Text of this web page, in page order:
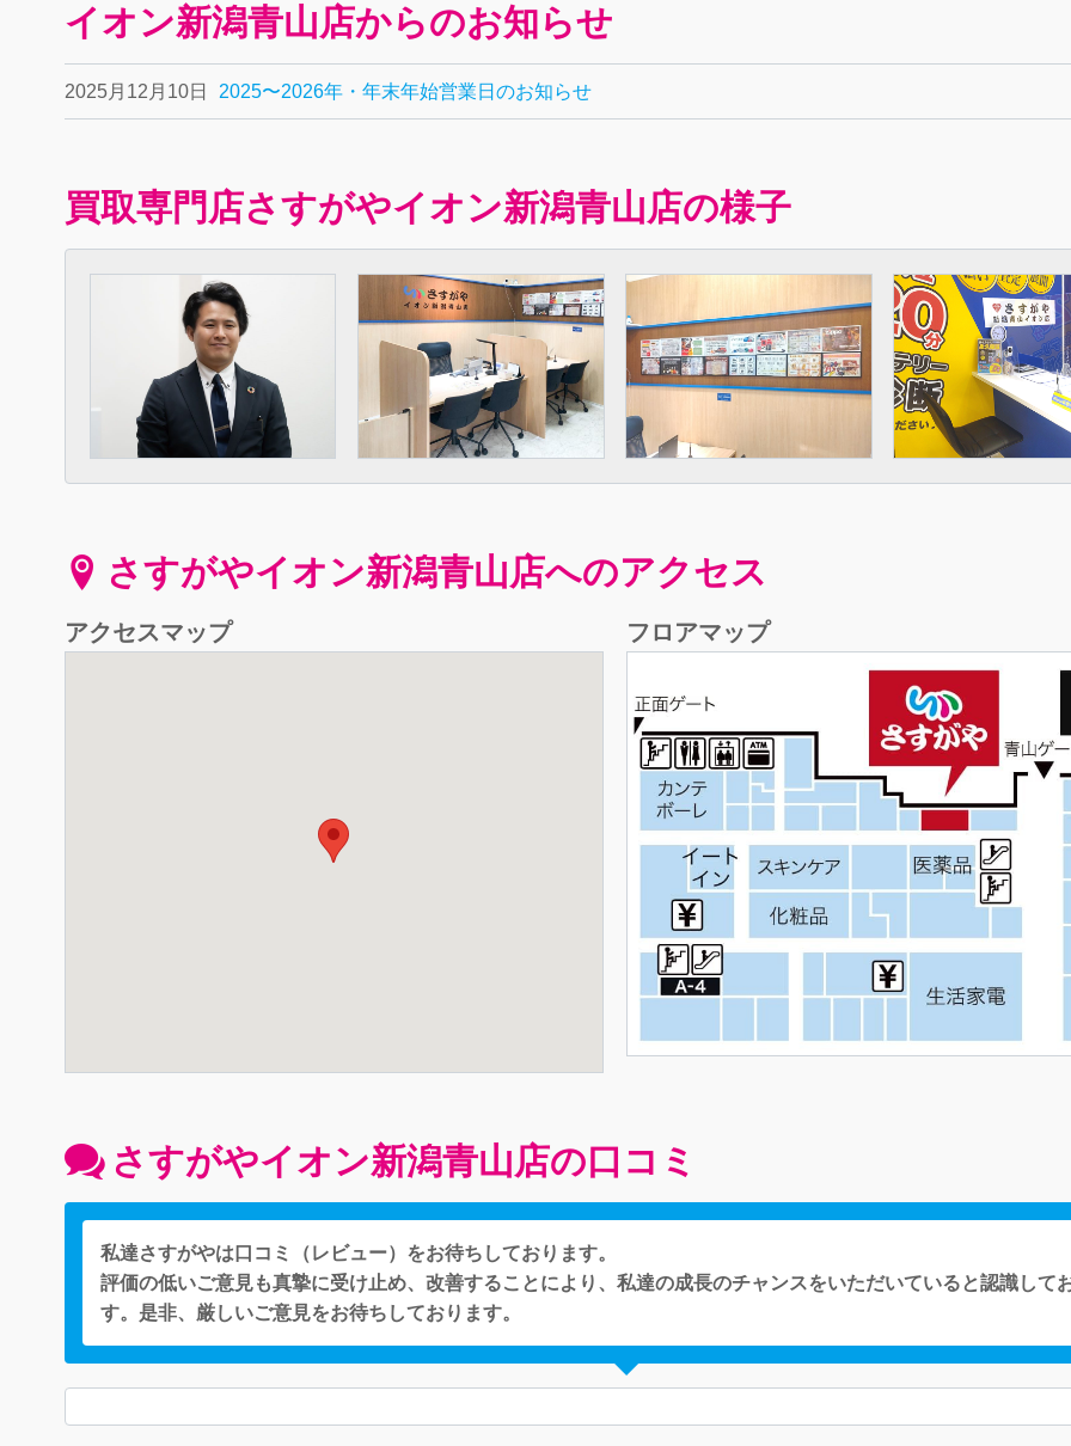
イオン新潟青山店からのお知らせ
2025月12月10日 2025〜2026年・年末年始営業日のお知らせ
買取専門店さすがやイオン新潟青山店の様子
さすがやイオン新潟青山店へのアクセス
アクセスマップ フロアマップ
さすがやイオン新潟青山店の口コミ
私達さすがやは口コミ（レビュー）をお待ちしております。
評価の低いご意見も真摯に受け止め、改善することにより、私達の成長のチャンスをいただいていると認識して
す。是非、厳しいご意見をお待ちしております。